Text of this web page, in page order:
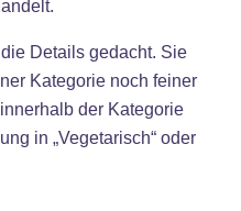
Details gedacht. Sie
Kategorie noch feiner
der Kategorie
in „Vegetarisch“ oder